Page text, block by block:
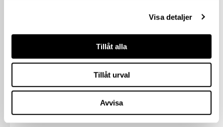
Visa detaljer
Tillåt alla
Tillåt urval
Avvisa